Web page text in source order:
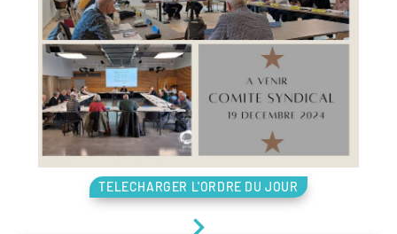
TELECHARGER L'ORDRE DU JOUR